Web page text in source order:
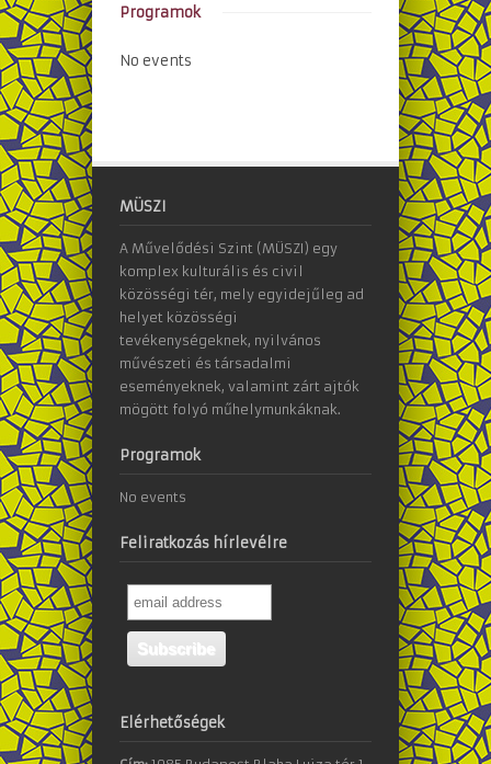
Programok
No events
MÜSZI
A Művelődési Szint (MÜSZI) egy
komplex kulturális és civil
közösségi tér, mely egyidejűleg ad
helyet közösségi
tevékenységeknek, nyilvános
művészeti és társadalmi
eseményeknek, valamint zárt ajtók
mögött folyó műhelymunkáknak.
Programok
No events
Feliratkozás hírlevélre
Elérhetőségek